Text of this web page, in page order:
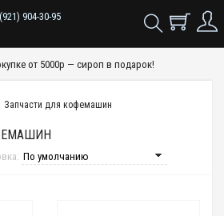
904-30-95
от 5000р — сироп в подарок!
Запчасти для кофемашин